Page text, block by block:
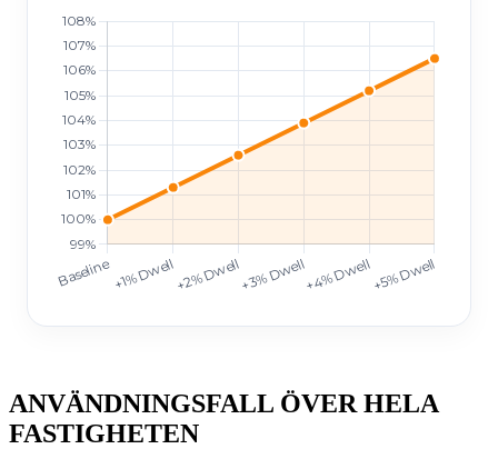
ANVÄNDNINGSFALL ÖVER HELA
FASTIGHETEN